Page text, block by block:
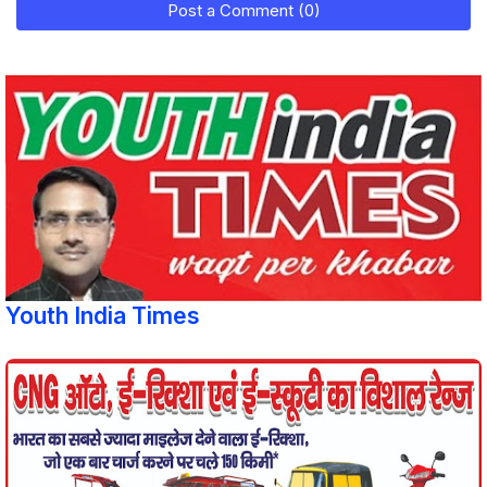
Post a Comment (0)
Youth India Times